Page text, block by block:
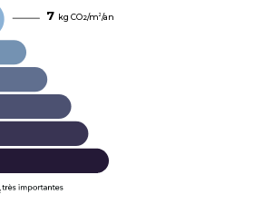
7 kg CO2/m 2/an